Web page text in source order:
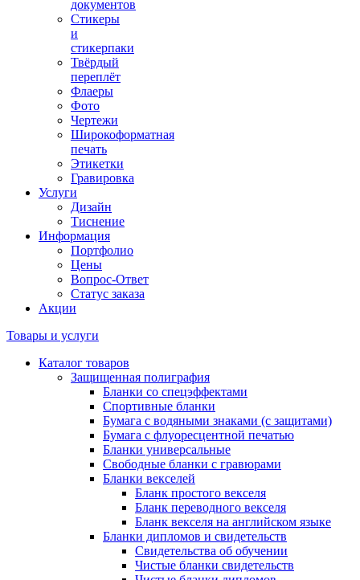
документов
Стикеры
и
стикерпаки
Твёрдый
переплёт
Флаеры
Фото
Чертежи
Широкоформатная
печать
Этикетки
Гравировка
Услуги
Дизайн
Тиснение
Информация
Портфолио
Цены
Вопрос-Ответ
Статус заказа
Акции
Товары и услуги
Каталог товаров
Защищенная полиграфия
Бланки со спецэффектами
Спортивные бланки
Бумага с водяными знаками (с защитами)
Бумага с флуоресцентной печатью
Бланки универсальные
Свободные бланки с гравюрами
Бланки векселей
Бланк простого векселя
Бланк переводного векселя
Бланк векселя на английском языке
Бланки дипломов и свидетельств
Свидетельства об обучении
Чистые бланки свидетельств